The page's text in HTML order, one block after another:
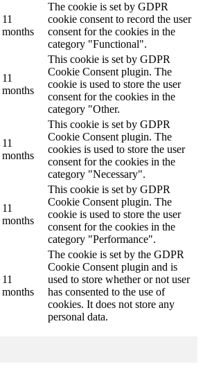
11
months
The cookie is set by GDPR
cookie consent to record the user
consent for the cookies in the
category "Functional".
11
months
This cookie is set by GDPR
Cookie Consent plugin. The
cookie is used to store the user
consent for the cookies in the
category "Other.
11
months
This cookie is set by GDPR
Cookie Consent plugin. The
cookies is used to store the user
consent for the cookies in the
category "Necessary".
11
months
This cookie is set by GDPR
Cookie Consent plugin. The
cookie is used to store the user
consent for the cookies in the
category "Performance".
11
months
The cookie is set by the GDPR
Cookie Consent plugin and is
used to store whether or not user
has consented to the use of
cookies. It does not store any
personal data.